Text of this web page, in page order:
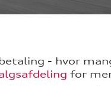
- hvor
for